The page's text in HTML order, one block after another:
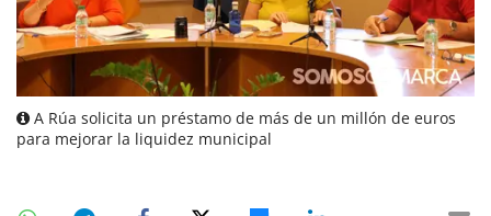
A Rúa solicita un préstamo de más de un millón de euros
para mejorar la liquidez municipal